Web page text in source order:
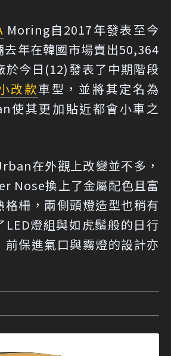
Moring自2017年發表至今
去年在韓國市場賣出50,364
於今日(12)發表了中期階段
改款車型，並將其定名為
使其更加貼近都會小車之
在外觀上改變並不多，
Nose換上了金屬配色且富
格柵，兩側頭燈造型也稍有
LED燈組與如虎鬚般的日行
前保進氣口與霧燈的設計亦